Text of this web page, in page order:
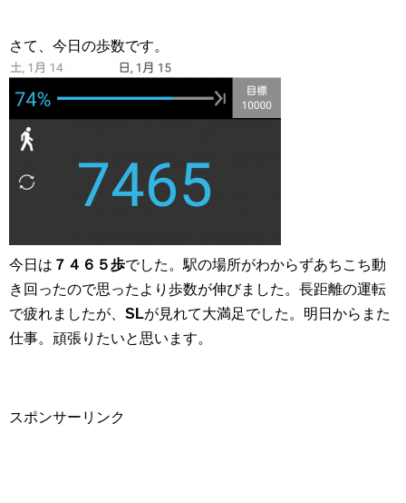
さて、今日の歩数です。
今日は ７４６５歩でした。駅の場所がわからずあちこち動
き回ったので思ったより歩数が伸びました。長距離の運転
で疲れましたが、 SLが見れて大満足でした。明日からまた
仕事。頑張りたいと思います。
スポンサーリンク